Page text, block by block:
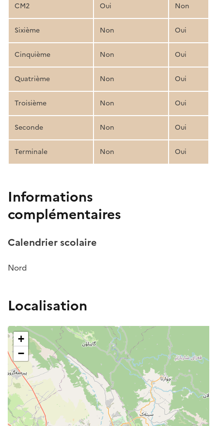
CM2 Oui Non
Sixième Non Oui
Cinquième Non Oui
Quatrième Non Oui
Troisième Non Oui
Seconde Non Oui
Terminale Non Oui
Informations
complémentaires
Calendrier scolaire
Nord
Localisation
+
−